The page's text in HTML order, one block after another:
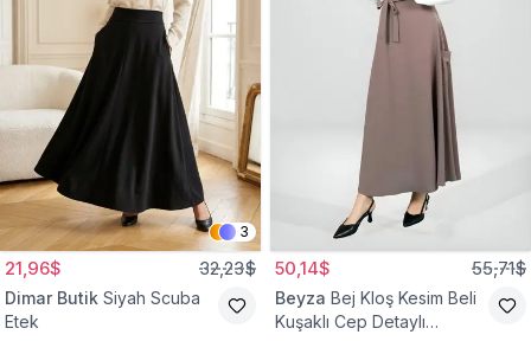
3
21,96$ 32,23$
Dimar Butik Siyah Scuba
Etek
50,14$ 55,71$
Beyza Bej Kloş Kesim Beli
Kuşaklı Cep Detaylı